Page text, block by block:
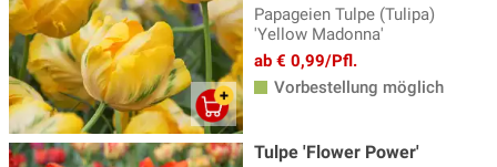
Papageien Tulpe (Tulipa)
'Yellow Madonna'
ab € 0,99/Pfl.
Vorbestellung möglich
Tulpe 'Flower Power'